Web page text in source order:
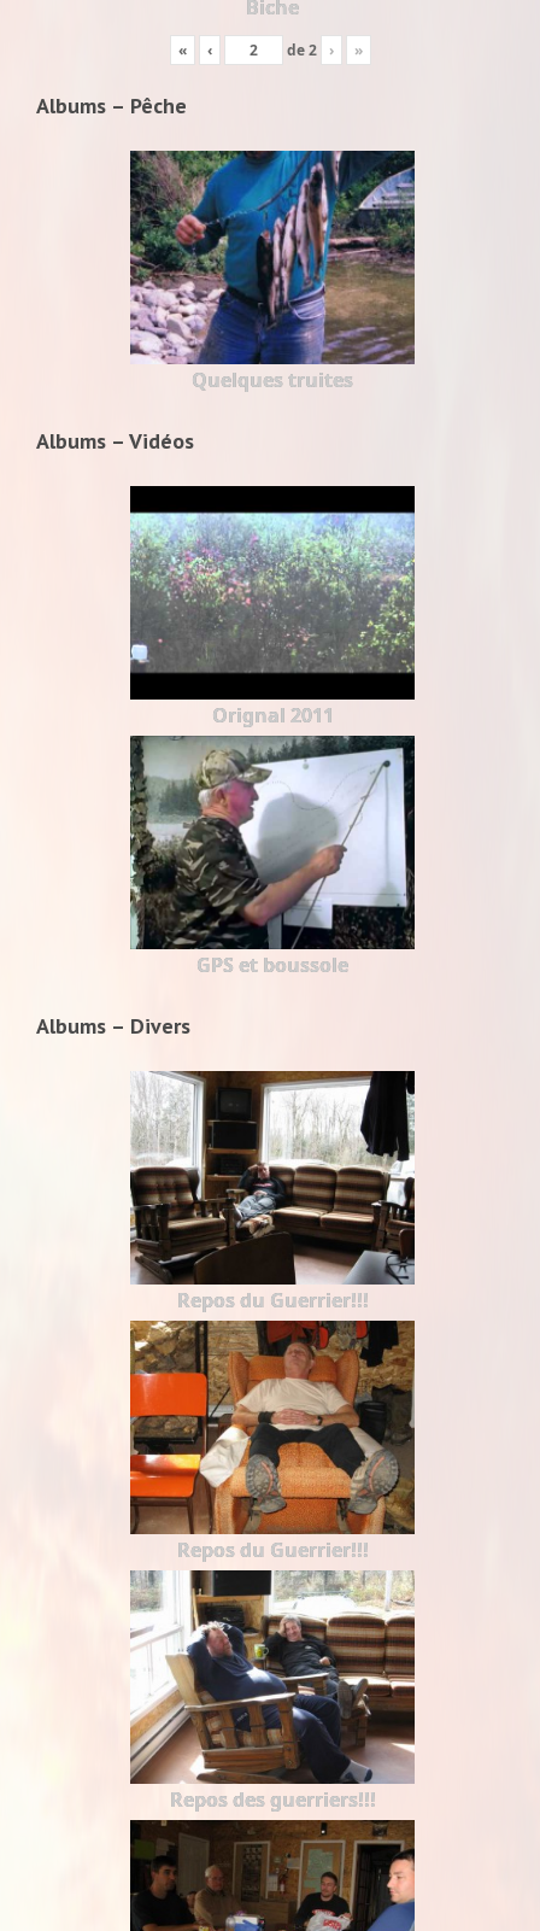
Biche
« ‹ de2 › »
Albums – Pêche
Quelques truites
Albums – Vidéos
Orignal 2011
GPS et boussole
Albums – Divers
Repos du Guerrier!!!
Repos du Guerrier!!!
Repos des guerriers!!!